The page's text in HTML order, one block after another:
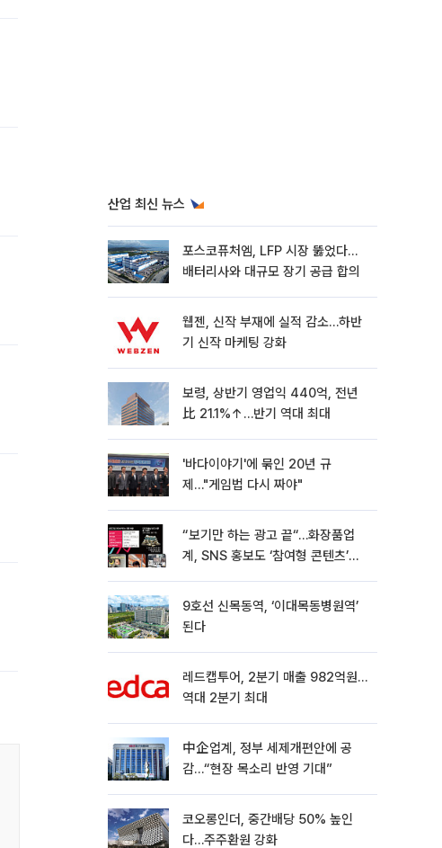
산업 최신 뉴스
포스코퓨처엠, LFP 시장 뚫었다…
배터리사와 대규모 장기 공급 합의
웹젠, 신작 부재에 실적 감소…하반
기 신작 마케팅 강화
보령, 상반기 영업익 440억, 전년
比 21.1%↑…반기 역대 최대
'바다이야기'에 묶인 20년 규
제…"게임법 다시 짜야"
“보기만 하는 광고 끝“…화장품업
계, SNS 홍보도 ‘참여형 콘텐츠’로
9호선 신목동역, ‘이대목동병원역’
된다
레드캡투어, 2분기 매출 982억원…
역대 2분기 최대
中企업계, 정부 세제개편안에 공
감…“현장 목소리 반영 기대”
코오롱인더, 중간배당 50% 높인
다…주주환원 강화